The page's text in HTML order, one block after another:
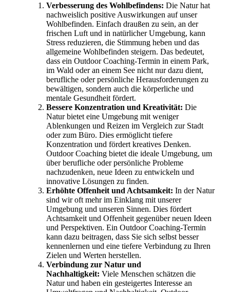
Verbesserung des Wohlbefindens: Die Natur hat
nachweislich positive Auswirkungen auf unser
Wohlbefinden. Einfach draußen zu sein, an der
frischen Luft und in natürlicher Umgebung, kann
Stress reduzieren, die Stimmung heben und das
allgemeine Wohlbefinden steigern. Das bedeutet,
dass ein Outdoor Coaching-Termin in einem Park,
im Wald oder an einem See nicht nur dazu dient,
berufliche oder persönliche Herausforderungen zu
bewältigen, sondern auch die körperliche und
mentale Gesundheit fördert.
Bessere Konzentration und Kreativität: Die
Natur bietet eine Umgebung mit weniger
Ablenkungen und Reizen im Vergleich zur Stadt
oder zum Büro. Dies ermöglicht tiefere
Konzentration und fördert kreatives Denken.
Outdoor Coaching bietet die ideale Umgebung, um
über berufliche oder persönliche Probleme
nachzudenken, neue Ideen zu entwickeln und
innovative Lösungen zu finden.
Erhöhte Offenheit und Achtsamkeit: In der Natur
sind wir oft mehr im Einklang mit unserer
Umgebung und unseren Sinnen. Dies fördert
Achtsamkeit und Offenheit gegenüber neuen Ideen
und Perspektiven. Ein Outdoor Coaching-Termin
kann dazu beitragen, dass Sie sich selbst besser
kennenlernen und eine tiefere Verbindung zu Ihren
Zielen und Werten herstellen.
Verbindung zur Natur und
Nachhaltigkeit: Viele Menschen schätzen die
Natur und haben ein gesteigertes Interesse an